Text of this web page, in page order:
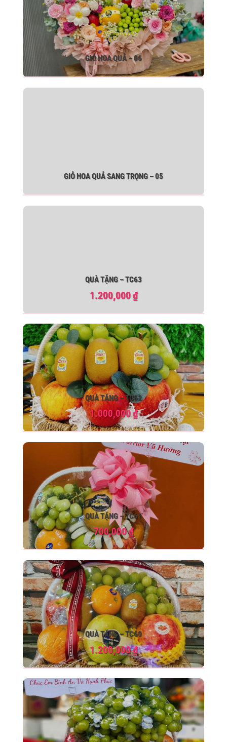
GIỎ HOA QUẢ – 06
GIỎ HOA QUẢ SANG TRỌNG – 05
QUÀ TẶNG – TC63
1.200,000₫
QUÀ TẶNG – TC62
1.000,000₫
QUÀ TẶNG – TC61
700,000₫
QUÀ TẶNG – TC60
1.200,000₫